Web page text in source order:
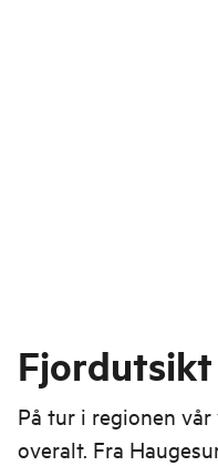
Fjordutsikt
På tur i regionen
overalt. Fra